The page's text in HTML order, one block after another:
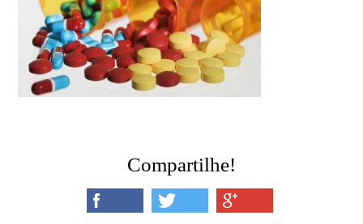
Compartilhe!